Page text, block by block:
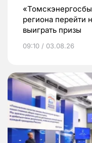
региона перейти
выиграть призы
09:10 / 03.08.26